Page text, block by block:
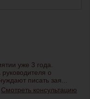
уже 3 года.
о
писать зая...
Смотреть консультацию